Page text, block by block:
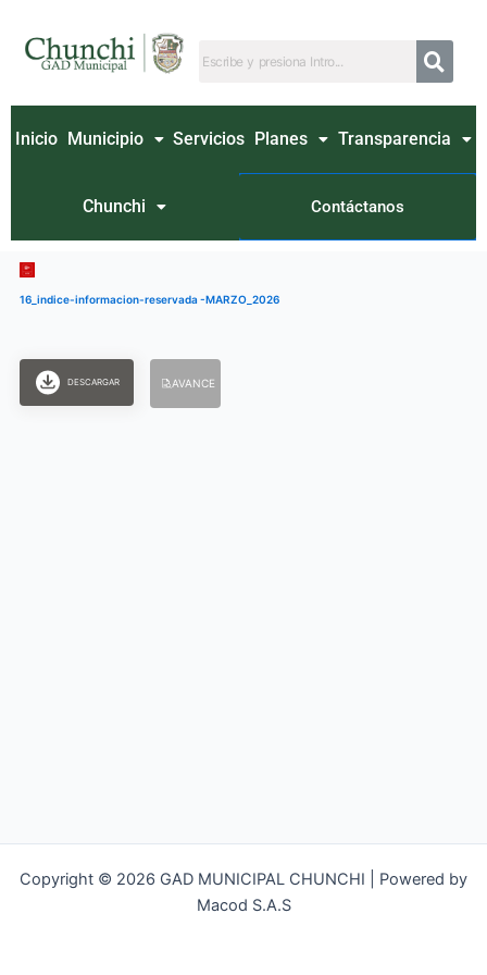
contenido
Inicio Municipio Servicios Planes Transparencia
Chunchi Contáctanos
16_indice-informacion-reservada -MARZO_2026
DESCARGAR AVANCE
Copyright © 2026 GAD MUNICIPAL CHUNCHI | Powered by
Macod S.A.S